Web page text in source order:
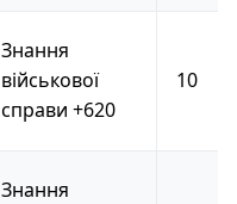
Знання
військової
справи +620
10
Знання